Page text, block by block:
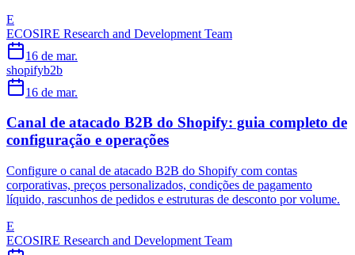
E
ECOSIRE Research and Development Team
16 de mar.
shopifyb2b
16 de mar.
Canal de atacado B2B do Shopify: guia completo de
configuração e operações
Configure o canal de atacado B2B do Shopify com contas
corporativas, preços personalizados, condições de pagamento
líquido, rascunhos de pedidos e estruturas de desconto por volume.
E
ECOSIRE Research and Development Team